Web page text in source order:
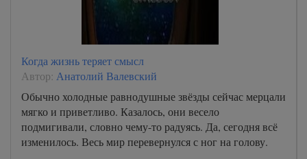
Когда жизнь теряет смысл
Автор: Анатолий Валевский
Обычно холодные равнодушные звёзды сейчас мерцали
мягко и приветливо. Казалось, они весело
подмигивали, словно чему-то радуясь. Да, сегодня всё
изменилось. Весь мир перевернулся с ног на голову.